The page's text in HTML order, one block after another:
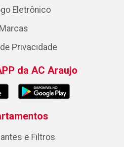
Eletrônico
Marcas
Privacidade
da AC Araujo
e Filtros